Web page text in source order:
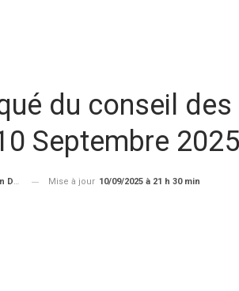
du conseil
Septembre
Mise à jour 10/09/2025 à 21 h 30 min